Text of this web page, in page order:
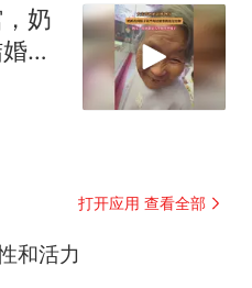
奶
坐
打开应用 查看全部
和活力